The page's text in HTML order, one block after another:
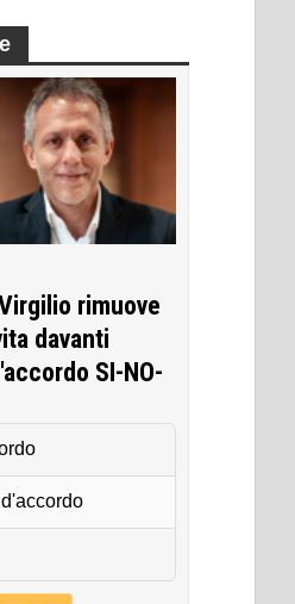
rimuove
davanti
SI-NO-